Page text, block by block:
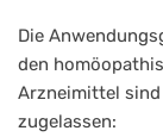
Die
den
Arzneimittel
zugelassen: